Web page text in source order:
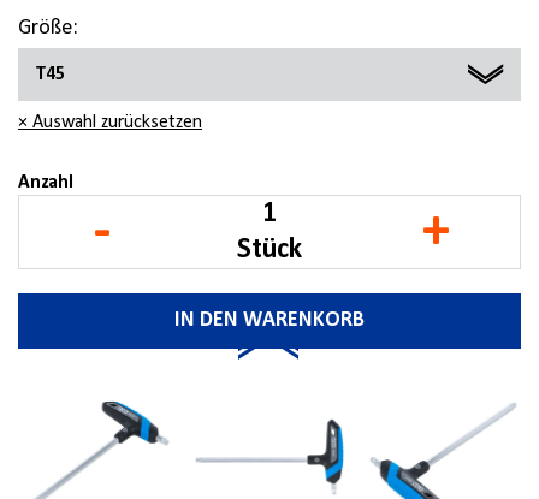
Größe:
T45
T10
T15
× Auswahl zurücksetzen
Anzahl
- Stück +
IN DEN WARENKORB